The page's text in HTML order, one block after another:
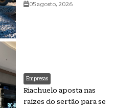
05 agosto, 2026
Empresas
Riachuelo aposta nas
raízes do sertão para se